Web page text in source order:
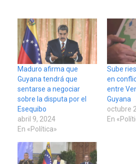
Maduro afirma que
Guyana tendrá que
sentarse a negociar
sobre la disputa por el
Esequibo
abril 9, 2024
En «Política»
Sube
en
entre
Guyana
octubre
En